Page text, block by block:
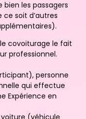
bien les passagers
soit d’autres
covoiturage le fait
professionnel.
personne
qui effectue
Expérience en